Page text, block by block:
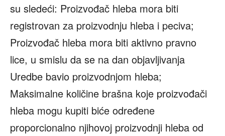
su sledeći: Proizvođač hleba mora biti
registrovan za proizvodnju hleba i peciva;
Proizvođač hleba mora biti aktivno pravno
lice, u smislu da se na dan objavljivanja
Uredbe bavio proizvodnjom hleba;
Maksimalne količine brašna koje proizvođači
hleba mogu kupiti biće određene
proporcionalno njihovoj proizvodnji hleba od